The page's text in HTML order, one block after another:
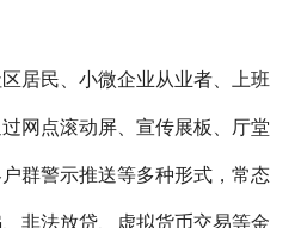
居民、小微企业从业者、上班
网点滚动屏、宣传展板、厅堂
群警示推送等多种形式，常态
非法放贷、虚拟货币交易等金